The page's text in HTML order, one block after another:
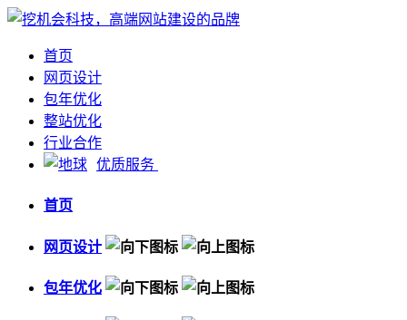
首页
网页设计
包年优化
整站优化
行业合作
优质服务
首页
网页设计
包年优化